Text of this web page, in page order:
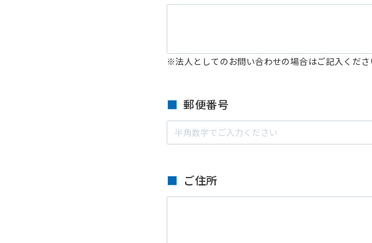
※法人としてのお問い合わせの場合はご記入くださ
郵便番号
ご住所